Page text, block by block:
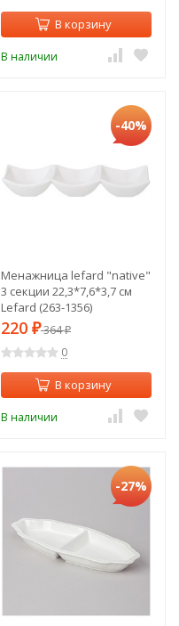
В корзину
В наличии
-40%
Менажница lefard "native"
3 секции 22,3*7,6*3,7 см
Lefard (263-1356)
220 ₽364₽
0
В корзину
В наличии
-27%